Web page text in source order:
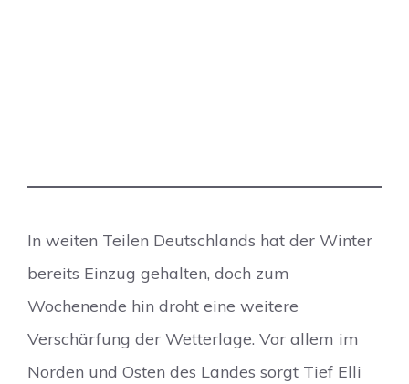
In weiten Teilen Deutschlands hat der Winter
bereits Einzug gehalten, doch zum
Wochenende hin droht eine weitere
Verschärfung der Wetterlage. Vor allem im
Norden und Osten des Landes sorgt Tief Elli